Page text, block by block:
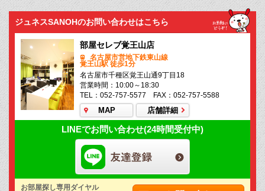
ジュネスSANOHのお問い合わせはこちら
部屋セレブ覚王山店
名古屋市営地下鉄東山線
覚王山駅 徒歩1分
名古屋市千種区覚王山通9丁目18
営業時間：10:00～18:30
TEL：052-757-5577 FAX：052-757-5588
MAP 店舗詳細
LINEでお問い合わせ(24時間受付中)
お部屋探し専用ダイヤル